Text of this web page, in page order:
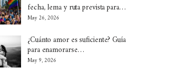
fecha, lema y ruta prevista para…
May 26, 2026
¿Cuánto amor es suficiente? Guía
para enamorarse…
May 9, 2026